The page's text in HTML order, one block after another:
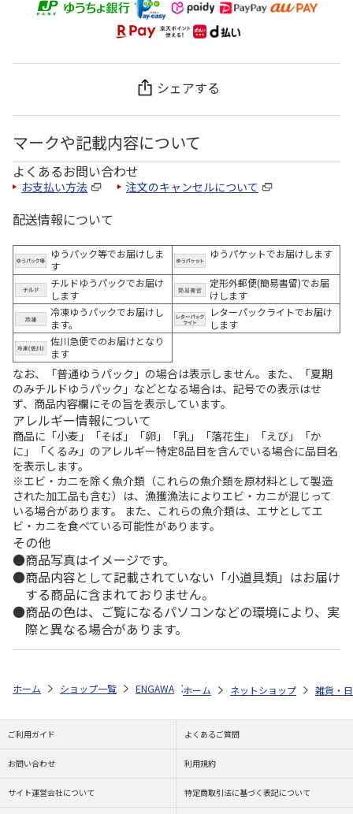
シェアする
マークや記載内容について
よくあるお問い合わせ
お支払い方法 注文のキャンセルについて
配送情報について
ゆうパック等でお届けしま
す
ゆうパケットでお届けします
チルドゆうパックでお届け
します
定形外郵便(簡易書留)でお届
けします
冷凍ゆうパックでお届けし
ます。
レターパックライトでお届け
します
佐川急便でのお届けとなり
ます
なお、「普通ゆうパック」の場合は表示しません。また、「夏期
のみチルドゆうパック」などとなる場合は、記号での表示はせ
ず、商品内容欄にその旨を表示しています。
アレルギー情報について
商品に「小麦」「そば」「卵」「乳」「落花生」「えび」「か
に」「くるみ」のアレルギー特定8品目を含んでいる場合に品目名
を表示します。
※エビ・カニを除く魚介類（これらの魚介類を原材料として製造
された加工品も含む）は、漁獲漁法によりエビ・カニが混じって
いる場合があります。 また、これらの魚介類は、エサとしてエ
ビ・カニを食べている可能性があります。
その他
商品写真はイメージです。
商品内容として記載されていない「小道具類」はお届け
する商品に含まれておりません。
商品の色は、ご覧になるパソコンなどの環境により、実
際と異なる場合があります。
ホーム ショップ一覧 ENGAWA 「ストグラ」3周年記念 トレーディ
ホーム ネットショップ 雑貨・
ご利用ガイド よくあるご質問
お問い合わせ 利用規約
サイト運営会社について 特定商取引法に基づく表記について